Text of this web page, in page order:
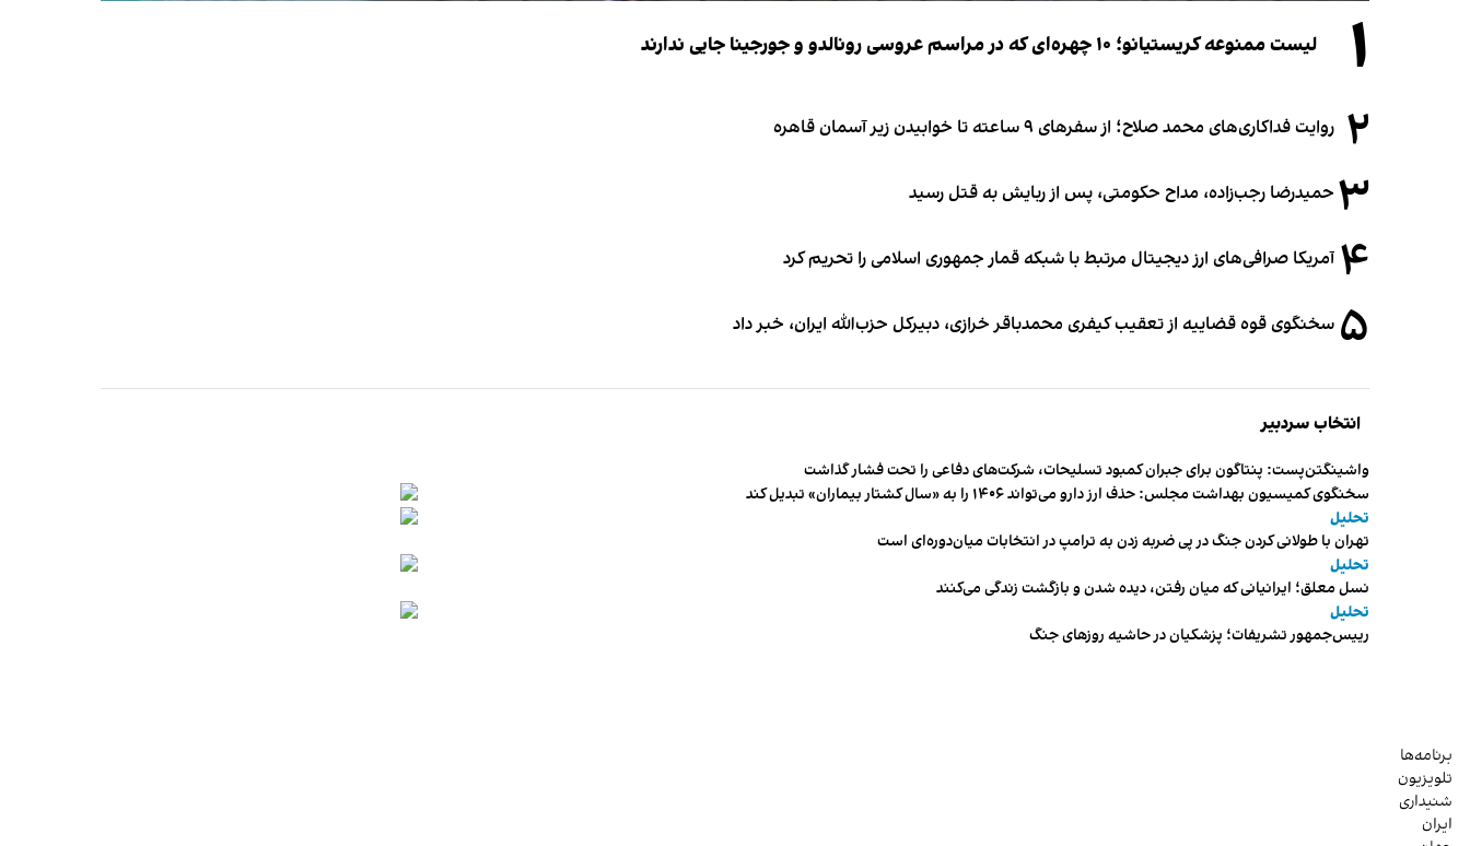
۱ لیست ممنوعه کریستیانو؛ ۱۰ چهره‌ای که در مراسم عروسی رونالدو و جورجینا جایی ندارند
۲ روایت فداکاری‌های محمد صلاح؛ از سفرهای ۹ ساعته تا خوابیدن زیر آسمان قاهره
۳ حمیدرضا رجب‌زاده، مداح حکومتی، پس از ربایش به قتل رسید
۴ آمریکا صرافی‌های ارز دیجیتال مرتبط با شبکه قمار جمهوری اسلامی را تحریم کرد
۵ سخنگوی قوه قضاییه از تعقیب کیفری محمدباقر خرازی، دبیر‌کل حزب‌الله ایران، خبر داد
انتخاب سردبیر
واشینگتن‌پست: پنتاگون برای جبران کمبود تسلیحات، شرکت‌های دفاعی را تحت فشار گذاشت
سخنگوی کمیسیون بهداشت مجلس: حذف ارز دارو می‌تواند ۱۴۰۶ را به «سال کشتار بیماران» تبدیل کند
تحلیل
تهران با طولانی کردن جنگ در پی ضربه زدن به ترامپ در انتخابات میان‌دوره‌ای است
تحلیل
نسل معلق؛ ایرانیانی که میان رفتن، دیده شدن و بازگشت زندگی می‌کنند
تحلیل
رییس‌جمهور تشریفات؛ پزشکیان در حاشیه روزهای جنگ
برنامه‌ها
تلویزیون
شنیداری
ایران